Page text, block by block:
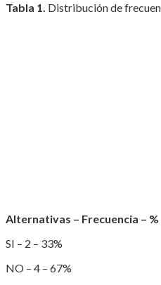
Tabla 1. Distribución de
Alternativas – Frecuencia – %
SI – 2 – 33%
NO – 4 – 67%